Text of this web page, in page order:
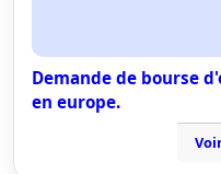
Demande de bourse
en europe.